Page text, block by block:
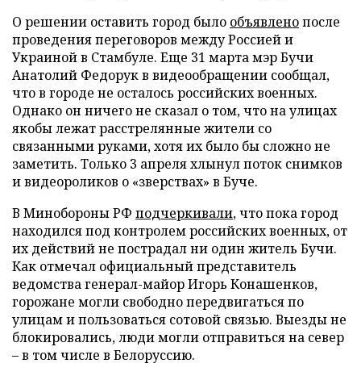
О решении оставить город было объявленопосле
проведения переговоров между Россией и
Украиной в Стамбуле. Еще 31 марта мэр Бучи
Анатолий Федорук в видеообращении сообщал,
что в городе не осталось российских военных.
Однако он ничего не сказал о том, что на улицах
якобы лежат расстрелянные жители со
связанными руками, хотя их было бы сложно не
заметить. Только 3 апреля хлынул поток снимков
и видеороликов о «зверствах» в Буче.
В Минобороны РФ подчеркивали, что пока город
находился под контролем российских военных, от
их действий не пострадал ни один житель Бучи.
Как отмечал официальный представитель
ведомства генерал-майор Игорь Конашенков,
горожане могли свободно передвигаться по
улицам и пользоваться сотовой связью. Выезды не
блокировались, люди могли отправиться на север
– в том числе в Белоруссию.